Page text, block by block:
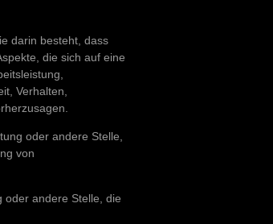
darin besteht, dass
die sich auf eine
Verhalten,
oder andere Stelle,
von
oder andere Stelle, die